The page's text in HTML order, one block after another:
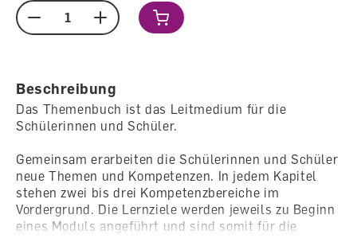
Menge
Beschreibung
Das Themenbuch ist das Leitmedium für die
Schülerinnen und Schüler.
Gemeinsam erarbeiten die Schülerinnen und Schüler
neue Themen und Kompetenzen. In jedem Kapitel
stehen zwei bis drei Kompetenzbereiche im
Vordergrund. Die Lernziele werden jeweils zu Beginn
eines Moduls angeführt und sind somit für die